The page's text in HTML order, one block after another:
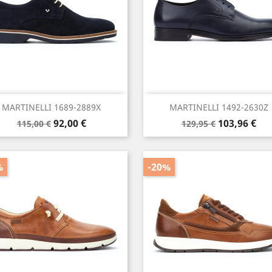
MARTINELLI 1689-2889X
Precio
base
115,00 € Precio
92,00 €
Vista rápida MARTINELLI 1492-2630Z
Precio
base
129,95 € Precio
103,96 €
Vista rápida
-20%